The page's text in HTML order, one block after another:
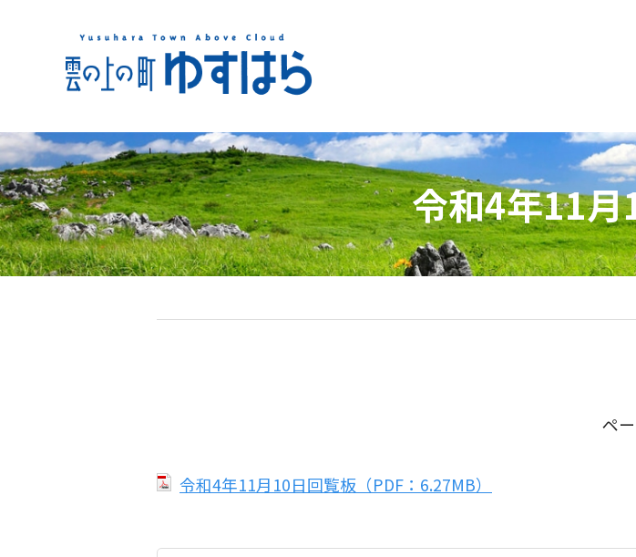
令和4年11
ペ
令和4年11月10日回覧板（PDF：6.27MB）